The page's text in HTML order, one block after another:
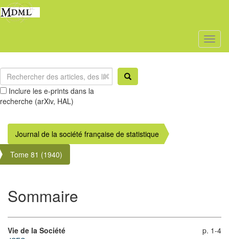
Inclure les e-prints dans la
recherche (arXiv, HAL)
Journal de la société française de statistique
Tome 81 (1940)
Sommaire
Vie de la Société
p. 1-4